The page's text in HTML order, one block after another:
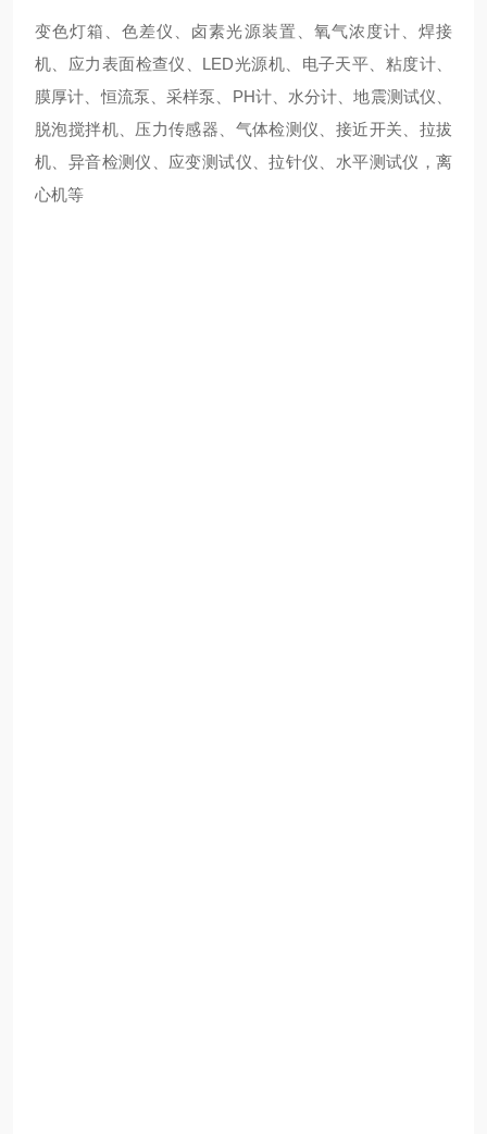
变色灯箱、色差仪、卤素光源装置、氧气浓度计、焊接
机、应力表面检查仪、LED光源机、电子天平、粘度计、
膜厚计、恒流泵、采样泵、PH计、水分计、地震测试仪、
脱泡搅拌机、压力传感器、气体检测仪、接近开关、拉拔
机、异音检测仪、应变测试仪、拉针仪、水平测试仪，离
心机等